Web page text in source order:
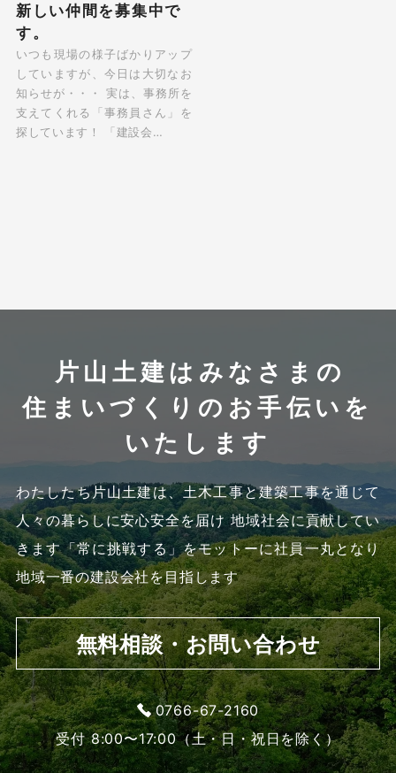
新しい仲間を募集中で
す。
いつも現場の様子ばかりアップ
していますが、今日は大切なお
知らせが・・・ 実は、事務所を
支えてくれる「事務員さん」を
探しています！ 「建設会…
片山土建はみなさまの
住まいづくりのお手伝いを
いたします
わたしたち片山土建は、土木工事と建築工事を通じて
人々の暮らしに安心安全を届け 地域社会に貢献してい
きます「常に挑戦する」をモットーに社員一丸となり
地域一番の建設会社を目指します
無料相談・お問い合わせ
0766-67-2160
受付 8:00〜17:00（土・日・祝日を除く）